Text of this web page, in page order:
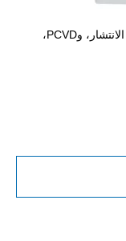
يستخدم هذا المنتج في ثلاثة أجهزة رئيسية: فرن الانتشار، وPCVD،